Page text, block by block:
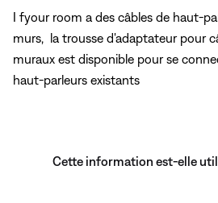
I fyour room a des câbles de haut-
murs, la trousse d'adaptateur pour
muraux est disponible pour se
haut-parleurs existants
Cette information est-elle